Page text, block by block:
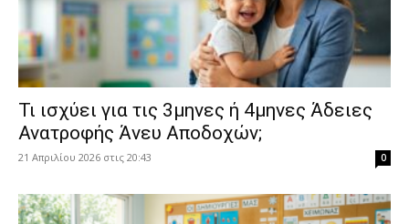
​Τι ισχύει για τις 3μηνες ή 4μηνες Άδειες
Ανατροφής Άνευ Αποδοχών;
21 Απριλίου 2026 στις 20:43 0